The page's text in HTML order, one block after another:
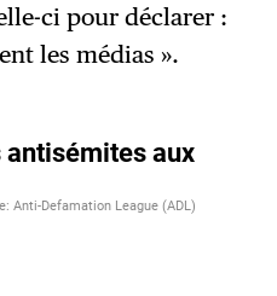
ci pour déclarer :
les médias ».